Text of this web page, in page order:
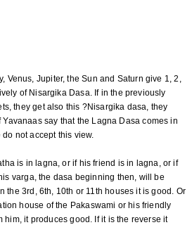
Venus, Jupiter, the Sun and Saturn give 1, 2,
of Nisargika Dasa. If in the previously
they get also this ?Nisargika dasa, they
say that the Lagna Dasa comes in
not accept this view.
is in lagna, or if his friend is in lagna, or if
varga, the dasa beginning then, will be
the 3rd, 6th, 10th or 11th houses it is good. Or
house of the Pakaswami or his friendly
him, it produces good. If it is the reverse it